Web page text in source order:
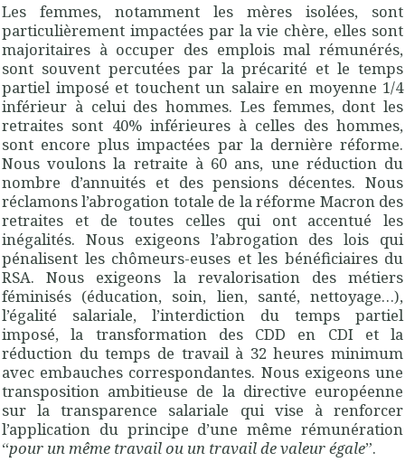
Les femmes, notamment les mères isolées, sont
particulièrement impactées par la vie chère, elles sont
majoritaires à occuper des emplois mal rémunérés,
sont souvent percutées par la précarité et le temps
partiel imposé et touchent un salaire en moyenne 1/4
inférieur à celui des hommes. Les femmes, dont les
retraites sont 40% inférieures à celles des hommes,
sont encore plus impactées par la dernière réforme.
Nous voulons la retraite à 60 ans, une réduction du
nombre d’annuités et des pensions décentes. Nous
réclamons l’abrogation totale de la réforme Macron des
retraites et de toutes celles qui ont accentué les
inégalités. Nous exigeons l’abrogation des lois qui
pénalisent les chômeurs-euses et les bénéficiaires du
RSA. Nous exigeons la revalorisation des métiers
féminisés (éducation, soin, lien, santé, nettoyage…),
l’égalité salariale, l’interdiction du temps partiel
imposé, la transformation des CDD en CDI et la
réduction du temps de travail à 32 heures minimum
avec embauches correspondantes. Nous exigeons une
transposition ambitieuse de la directive européenne
sur la transparence salariale qui vise à renforcer
l’application du principe d’une même rémunération
“pour un même travail ou un travail de valeur égale”.